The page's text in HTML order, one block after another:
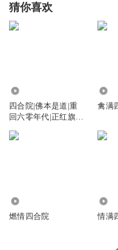
猜你喜欢
四合院|佛本是道|重
回六零年代|正红旗
禽满
燃情四合院 情满